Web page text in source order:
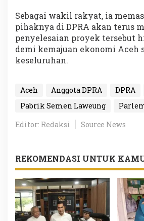
Sebagai wakil rakyat, ia
pihaknya di DPRA akan terus
penyelesaian proyek tersebut
demi kemajuan ekonomi Aceh
keseluruhan.
Aceh Anggota DPRA DPRA
Pabrik Semen Laweung
Editor: Redaksi
Source News
REKOMENDASI UNTUK